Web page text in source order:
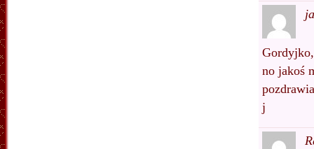
Gordyjko,
no jakoś
j